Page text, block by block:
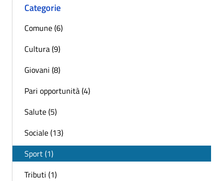
Categorie
Comune (6)
Cultura (9)
Giovani (8)
Pari opportunità (4)
Salute (5)
Sociale (13)
Sport (1)
Tributi (1)